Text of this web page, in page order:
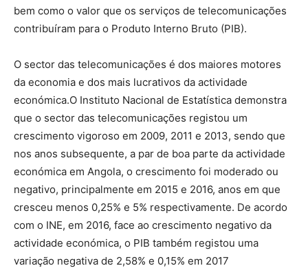
bem como o valor que os serviços de telecomunicações
contribuíram para o Produto Interno Bruto (PIB).
O sector das telecomunicações é dos maiores motores
da economia e dos mais lucrativos da actividade
económica.O Instituto Nacional de Estatística demonstra
que o sector das telecomunicações registou um
crescimento vigoroso em 2009, 2011 e 2013, sendo que
nos anos subsequente, a par de boa parte da actividade
económica em Angola, o crescimento foi moderado ou
negativo, principalmente em 2015 e 2016, anos em que
cresceu menos 0,25% e 5% respectivamente. De acordo
com o INE, em 2016, face ao crescimento negativo da
actividade económica, o PIB também registou uma
variação negativa de 2,58% e 0,15% em 2017